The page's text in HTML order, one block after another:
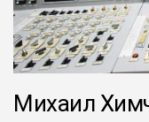
Михаил